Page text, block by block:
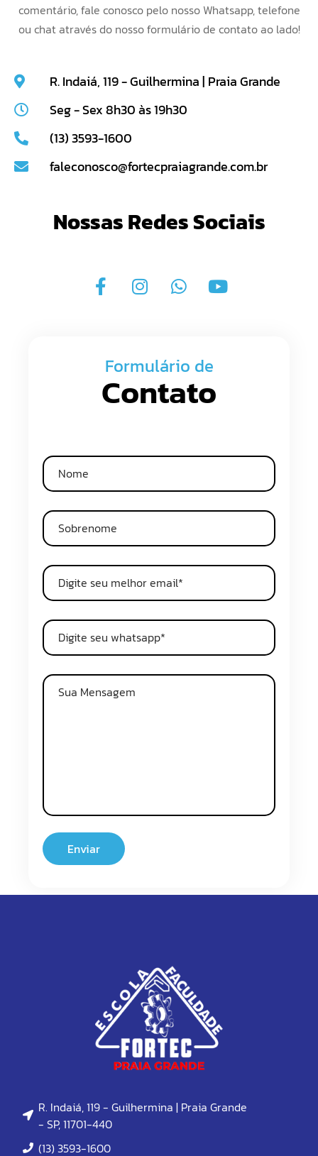
comentário, fale conosco pelo nosso Whatsapp, telefone
ou chat através do nosso formulário de contato ao lado!
R. Indaiá, 119 - Guilhermina | Praia Grande
Seg - Sex 8h30 às 19h30
(13) 3593-1600
faleconosco@fortecpraiagrande.com.br
Nossas Redes Sociais
Formulário de
Contato
R. Indaiá, 119 - Guilhermina | Praia Grande
- SP, 11701-440
(13) 3593-1600